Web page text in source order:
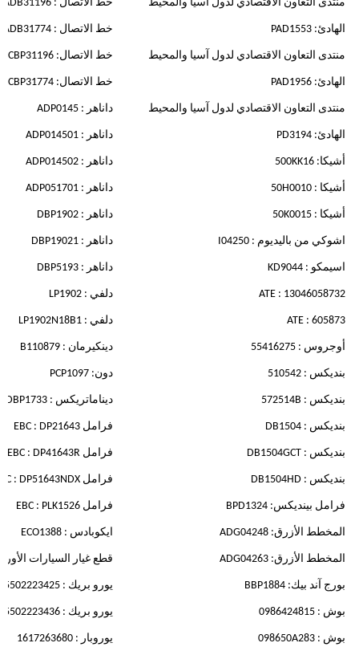
منتدى التعاون الاقتصادي لدول آسيا والمحيط
الهادئ: PAD1553
منتدى التعاون الاقتصادي لدول آسيا والمحيط
الهادئ: PAD1956
منتدى التعاون الاقتصادي لدول آسيا والمحيط
الهادئ: PD3194
أشيكا: 500KK16
أشيكا : 50H0010
أشيكا : 50K0015
اشوكي من باليديوم : I04250
اسيمكو : KD9044
ATE : 13046058732
ATE : 605873
أوجروس : 55416275
بنديكس : 510542
بنديكس : 572514B
بنديكس : DB1504
بنديكس : DB1504GCT
بنديكس : DB1504HD
فرامل بينديكس: BPD1324
المخطط الأزرق: ADG04248
المخطط الأزرق: ADG04263
بورج آند بيك: BBP1884
بوش : 0986424815
بوش : 098650A283
خط الاتصال : ADB31196
خط الاتصال : ADB31774
خط الاتصال: CBP31196
خط الاتصال: CBP31774
داناهر : ADP0145
داناهر : ADP014501
داناهر : ADP014502
داناهر : ADP051701
داناهر : DBP1902
داناهر : DBP19021
داناهر : DBP5193
دلفي : LP1902
دلفي : LP1902N18B1
دينكيرمان : B110879
دون: PCP1097
ديناماتريكس : DBP1733
فرامل EBC : DP21643
فرامل EBC : DP41643R
فرامل EBC : DP51643NDX
فرامل EBC : PLK1526
ايكوبادس : ECO1388
قطع غيار السيارات الأوروبية :
يورو بريك : 5502223425
يورو بريك : 5502223436
يوروبار : 1617263680